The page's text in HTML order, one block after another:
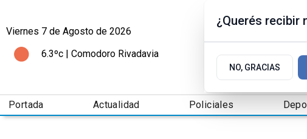
Viernes 7 de Agosto de 2026
6.3ºc | Comodoro Rivadavia
Portada Actualidad Policiales
¿Querés recibir
NO, GRACIAS